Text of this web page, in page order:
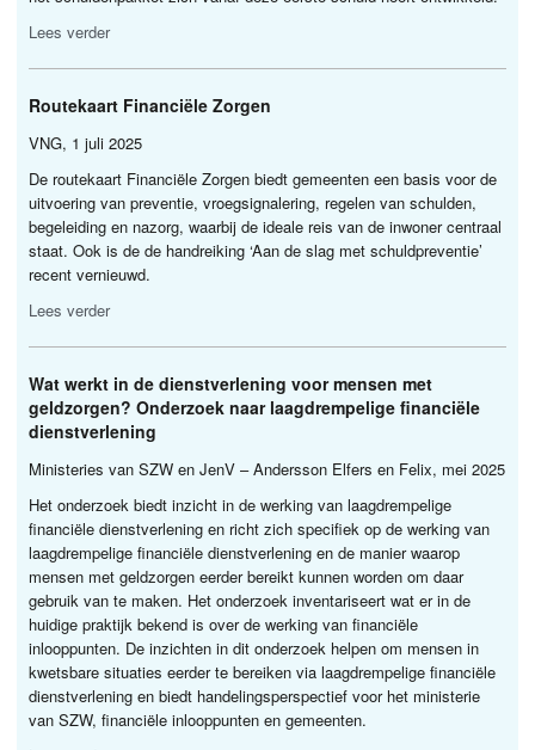
Lees verder
Routekaart Financiële Zorgen
VNG, 1 juli 2025
De routekaart Financiële Zorgen biedt gemeenten een basis voor de
uitvoering van preventie, vroegsignalering, regelen van schulden,
begeleiding en nazorg, waarbij de ideale reis van de inwoner centraal
staat. Ook is de de handreiking ‘Aan de slag met schuldpreventie’
recent vernieuwd.
Lees verder
Wat werkt in de dienstverlening voor mensen met
geldzorgen? Onderzoek naar laagdrempelige financiële
dienstverlening
Ministeries vanSZW en JenV – Andersson Elfers en Felix, mei 2025
Het onderzoek biedt inzicht in de werking van laagdrempelige
financiële dienstverlening en richt zich specifiek op de werking van
laagdrempelige financiële dienstverlening en de manier waarop
mensen met geldzorgen eerder bereikt kunnen worden om daar
gebruik van te maken. Het onderzoek inventariseert wat er in de
huidige praktijk bekend is over de werking van financiële
inlooppunten. De inzichten in dit onderzoek helpen om mensen in
kwetsbare situaties eerder te bereiken via laagdrempelige financiële
dienstverlening en biedt handelingsperspectief voor het ministerie
vanSZW, financiële inlooppunten en gemeenten.